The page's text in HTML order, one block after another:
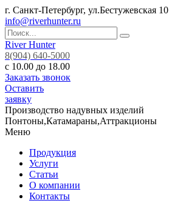
г. Санкт-Петербург, ул.Бестужевская 10
info@riverhunter.ru
River Hunter
8(904) 640-5000
с 10.00 до 18.00
Заказать звонок
Оставить
заявку
Производство надувных изделий
Понтоны,Катамараны,Аттракционы
Меню
Продукция
Услуги
Статьи
О компании
Контакты